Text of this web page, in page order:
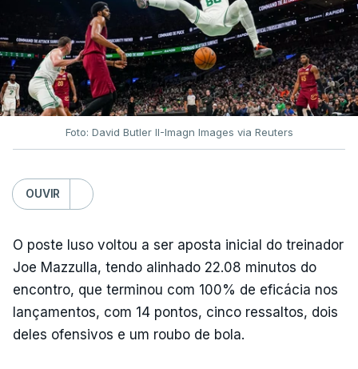
Foto: David Butler II-Imagn Images via Reuters
OUVIR
O poste luso voltou a ser aposta inicial do treinador
Joe Mazzulla, tendo alinhado 22.08 minutos do
encontro, que terminou com 100% de eficácia nos
lançamentos, com 14 pontos, cinco ressaltos, dois
deles ofensivos e um roubo de bola.